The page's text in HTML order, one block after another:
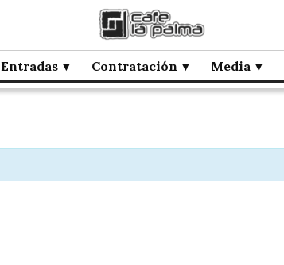
Entradas Contratación Media